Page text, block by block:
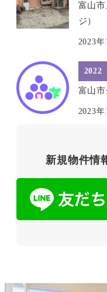
富山
ジ）
2023年
2022
富山
2023年
新規物件情